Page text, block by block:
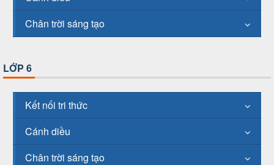
Chân trời sáng tạo
LỚP 6
Kết nối tri thức
Cánh diều
Chân trời sáng tạo